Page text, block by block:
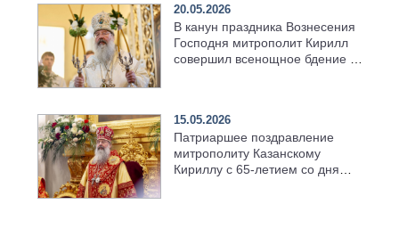
20.05.2026
В канун праздника Вознесения
Господня митрополит Кирилл
совершил всенощное бдение в
15.05.2026
Патриаршее поздравление
митрополиту Казанскому
Кириллу с 65-летием со дня